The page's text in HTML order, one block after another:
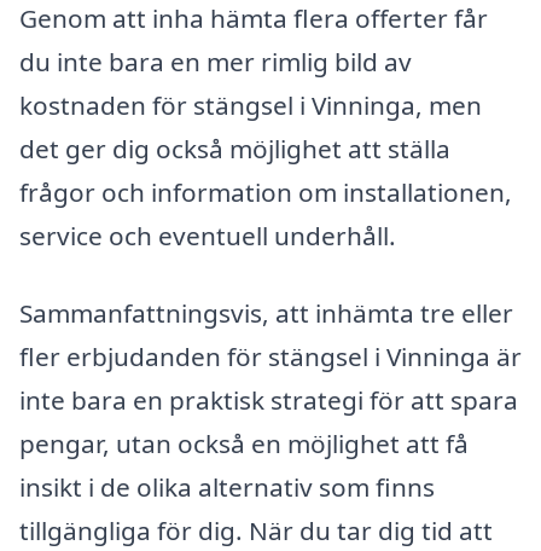
Genom att inha hämta flera offerter får
du inte bara en mer rimlig bild av
kostnaden för stängsel i Vinninga, men
det ger dig också möjlighet att ställa
frågor och information om installationen,
service och eventuell underhåll.
Sammanfattningsvis, att inhämta tre eller
fler erbjudanden för stängsel i Vinninga är
inte bara en praktisk strategi för att spara
pengar, utan också en möjlighet att få
insikt i de olika alternativ som finns
tillgängliga för dig. När du tar dig tid att